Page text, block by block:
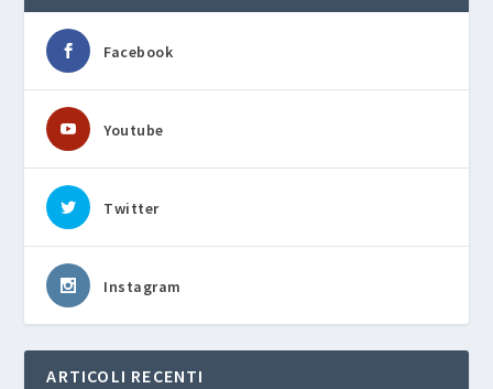
Facebook
Youtube
Twitter
Instagram
ARTICOLI RECENTI